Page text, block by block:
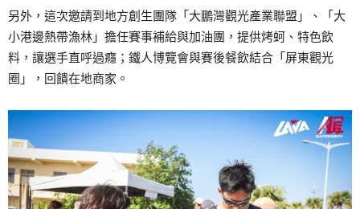
另外，這次邀請到地方創生團隊「大鵬灣觀光產業聯盟」、「大
小港邊熱帶漁林」擔任賽事補給與加油團，提供烤蚵、特色飲
料，讓選手直呼過癮；鐵人博覽會與賽後餐飲結合「屏東觀光
圈」，回饋在地商家。